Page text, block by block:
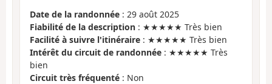
Date de la randonnée : 29 août 2025
Fiabilité de la description : ★★★★★ Très bien
Facilité à suivre l'itinéraire : ★★★★★ Très bien
Intérêt du circuit de randonnée : ★★★★★ Très
bien
Circuit très fréquenté : Non